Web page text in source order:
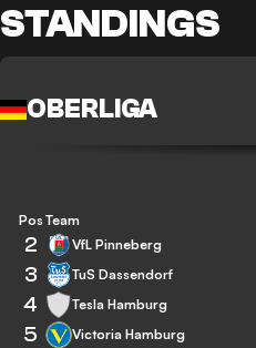
STANDINGS
OBERLIGA
Pos Team
2 VfL Pinneberg
3 TuS Dassendorf
4 Tesla Hamburg
5 Victoria Hamburg